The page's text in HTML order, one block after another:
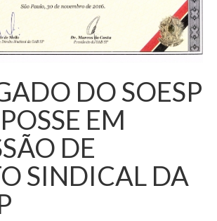
DO SOESP
EM
DE
SINDICAL DA